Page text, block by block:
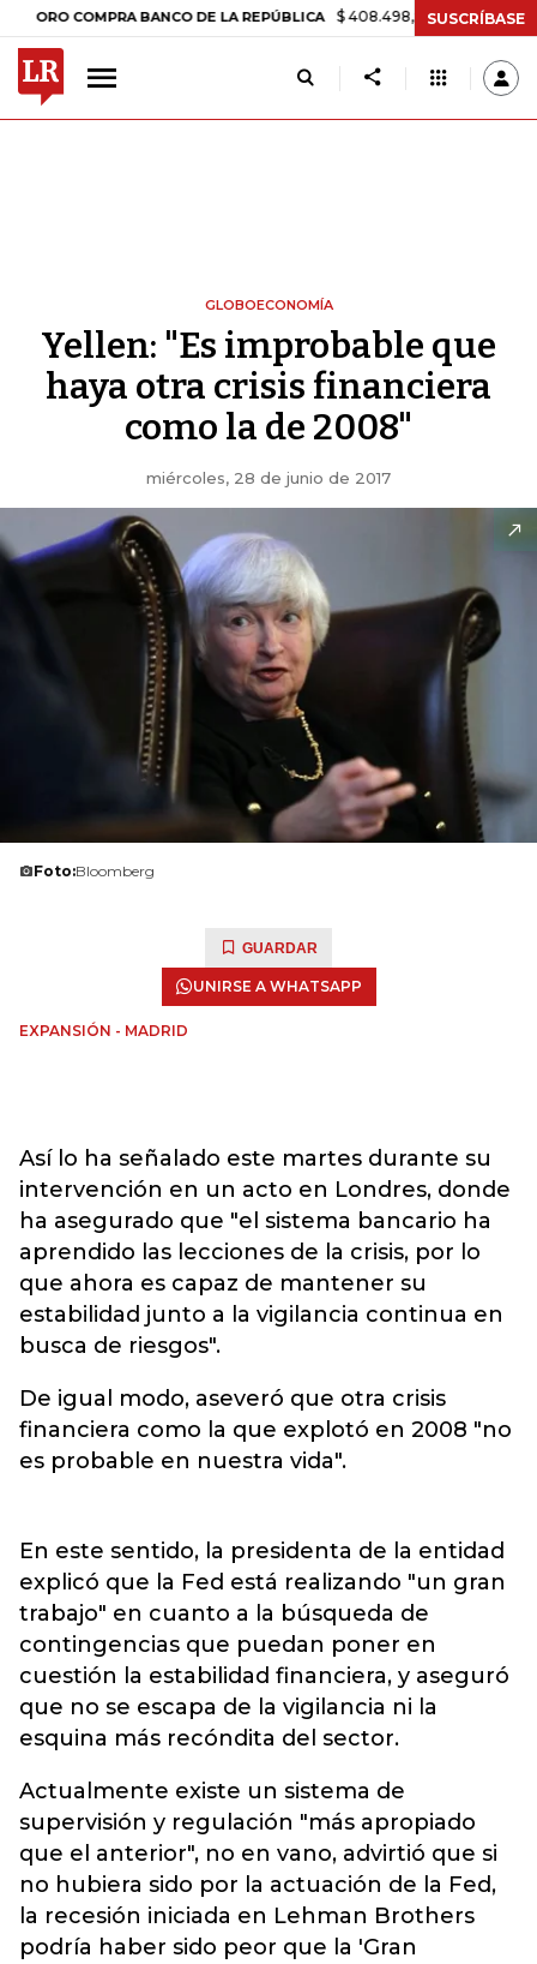
COMPRA BANCO DE LA REPÚBLICA $ 408.498,97 +$ 8.753,81 +2,19%
SUSCRÍBASE
GLOBOECONOMÍA
Yellen: "Es improbable que
haya otra crisis financiera
como la de 2008"
miércoles, 28 de junio de 2017
Foto:Bloomberg
GUARDAR
UNIRSE A WHATSAPP
EXPANSIÓN - MADRID
Así lo ha señalado este martes durante su
intervención en un acto en Londres, donde
ha asegurado que "el sistema bancario ha
aprendido las lecciones de la crisis, por lo
que ahora es capaz de mantener su
estabilidad junto a la vigilancia continua en
busca de riesgos".
De igual modo, aseveró que otra crisis
financiera como la que explotó en 2008 "no
es probable en nuestra vida".
En este sentido, la presidenta de la entidad
explicó que la Fed está realizando "un gran
trabajo" en cuanto a la búsqueda de
contingencias que puedan poner en
cuestión la estabilidad financiera, y aseguró
que no se escapa de la vigilancia ni la
esquina más recóndita del sector.
Actualmente existe un sistema de
supervisión y regulación "más apropiado
que el anterior", no en vano, advirtió que si
no hubiera sido por la actuación de la Fed,
la recesión iniciada en Lehman Brothers
podría haber sido peor que la 'Gran